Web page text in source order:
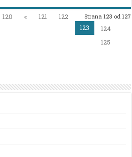
Strana 123 od 127
120 « 121
122
123
124
125